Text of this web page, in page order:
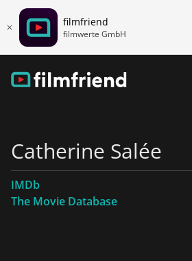
filmfriend
filmwerte GmbH
Catherine Salée
IMDb
The Movie Database